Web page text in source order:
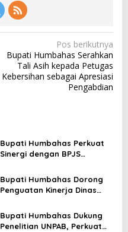
Pos berikutnya
Bupati Humbahas Serahkan
Tali Asih kepada Petugas
Kebersihan sebagai Apresiasi
Pengabdian
Bupati Humbahas Perkuat
Sinergi dengan BPJS
Perluas Perlindungan
Pekerja
Bupati Humbahas Dorong
Penguatan Kinerja Dinas
SDM Berkualitas
Bupati Humbahas Dukung
Penelitian UNPAB, Perkuat